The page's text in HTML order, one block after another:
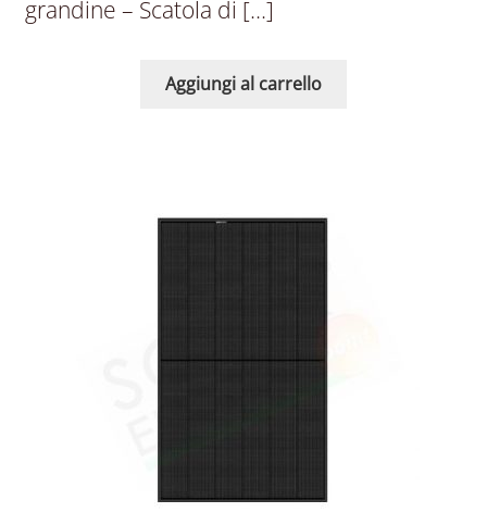
grandine – Scatola di […]
Aggiungi al carrello